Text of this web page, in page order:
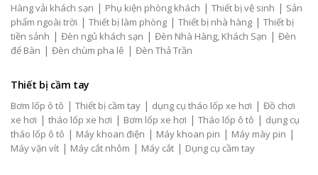
Hàng vải khách sạn | Phụ kiện phòng khách | Thiết bị vệ sinh | Sản
phẩm ngoài trời | Thiết bị làm phòng | Thiết bị nhà hàng | Thiết bị
tiền sảnh | Đèn ngủ khách sạn | Đèn Nhà Hàng, Khách Sạn | Đèn
để Bàn | Đèn chùm pha lê | Đèn Thả Trần
Thiết bị cầm tay
Bơm lốp ô tô | Thiết bị cầm tay | dụng cụ tháo lốp xe hơi | Đồ chơi
xe hơi | tháo lốp xe hơi | Bơm lốp xe hơi | Tháo lốp ô tô | dụng cụ
tháo lốp ô tô | Máy khoan điện | Máy khoan pin | Máy mày pin |
Máy vặn vít | Máy cắt nhôm | Máy cắt | Dụng cụ cầm tay